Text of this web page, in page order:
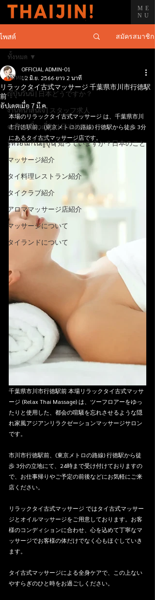
ME
NU
โพสต์ สมัครสมาชิก
ทั้งหมด
ญี่ปุ่นวันนี้ | 日本どうですか？
งานที่น่าสนใจ | スタッフ求人
คนไทยเที่ยวญี่ปุ่น | 日本旅行！
รู้หรือไม่?ในญี่ปุ่น| 知っていますか？日本のこと
マッサージ紹介
タイ料理レストラン紹介
タイクラブ紹介
アロママッサージ店紹介
マッサージについて
タイランドについて
ทั้งหมด
リラックタイ古式マッサージ 千葉県市川市行徳駅
前
OFFICIAL ADMIN-01
12 มิ.ย. 2566 ยาว 2 นาที
อัปเดตเมื่อ 7 มี.ค.
本場のリラックタイ古式マッサージ は、千葉県市川
市行徳駅前、(東京メトロの路線) 行徳駅から徒歩 3分
にあるタイ古式マッサージ店です。
千葉県市川市行徳駅前 本場リラックタイ古式マッサ
ージ (Relax Thai Massage) は、ツーフロアーをゆっ
たりと使用した、都会の喧騒を忘れさせるような隠
れ家風アジアンリラクゼーションマッサージサロン
です。
市川市行徳駅前、(東京メトロの路線) 行徳駅から徒
歩 3分の立地にて、24時まで受け付けておりますの
で、お仕事帰りやご予定の前後などにお気軽にご来
店ください。
リラックタイ古式マッサージ ではタイ古式マッサー
ジとオイルマッサージをご用意しております。お客
様のコンディションに合わせ、心を込めて丁寧なマ
ッサージでお客様の体だけでなく心もほぐしていき
ます。
タイ古式マッサージによる全身ケアで、この上ない
やすらぎのひと時をお過ごしください。